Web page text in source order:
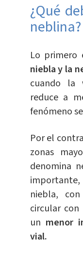
¿Qué
neblina?
Lo primero
niebla y la
cuando la
reduce a
fenómeno
Por el
zonas
denomina
importante,
niebla,
circular
un menor
vial.